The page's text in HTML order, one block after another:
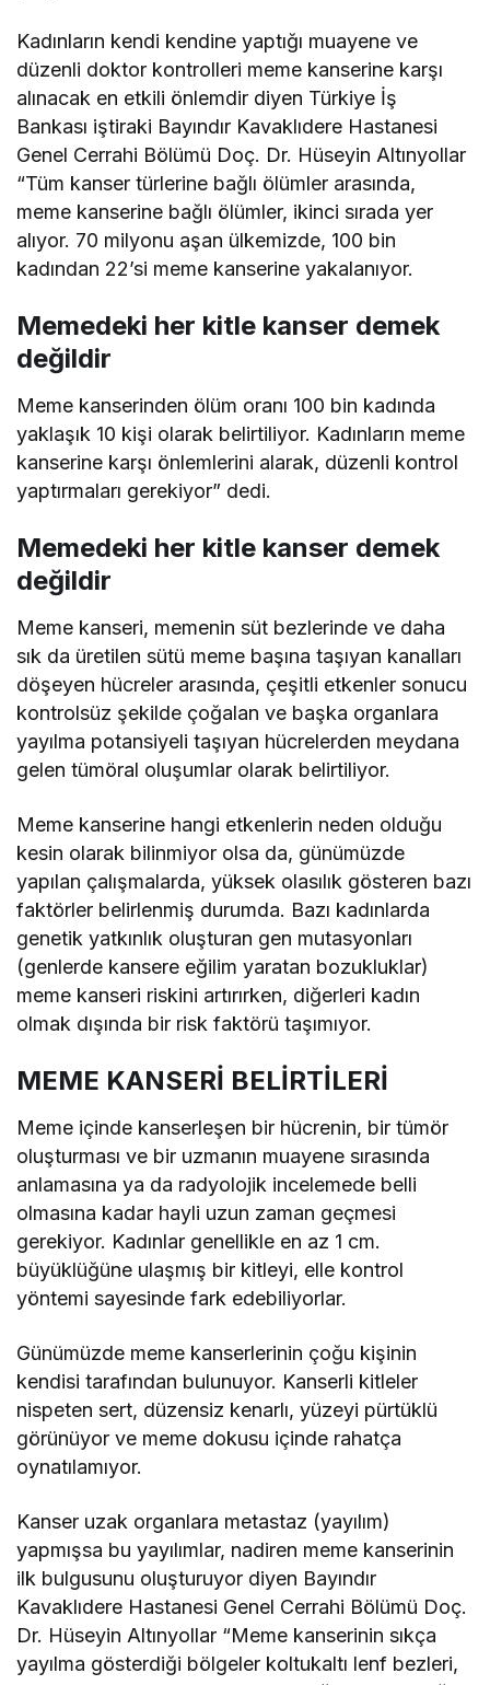
Kadınların kendi kendine yaptığı muayene ve
düzenli doktor kontrolleri meme kanserine karşı
alınacak en etkili önlemdir diyen Türkiye İş
Bankası iştiraki Bayındır Kavaklıdere Hastanesi
Genel Cerrahi Bölümü Doç. Dr. Hüseyin Altınyollar
“Tüm kanser türlerine bağlı ölümler arasında,
meme kanserine bağlı ölümler, ikinci sırada yer
alıyor. 70 milyonu aşan ülkemizde, 100 bin
kadından 22’si meme kanserine yakalanıyor.
Memedeki her kitle kanser demek
değildir
Meme kanserinden ölüm oranı 100 bin kadında
yaklaşık 10 kişi olarak belirtiliyor. Kadınların meme
kanserine karşı önlemlerini alarak, düzenli kontrol
yaptırmaları gerekiyor” dedi.
Memedeki her kitle kanser demek
değildir
Meme kanseri, memenin süt bezlerinde ve daha
sık da üretilen sütü meme başına taşıyan kanalları
döşeyen hücreler arasında, çeşitli etkenler sonucu
kontrolsüz şekilde çoğalan ve başka organlara
yayılma potansiyeli taşıyan hücrelerden meydana
gelen tümöral oluşumlar olarak belirtiliyor.
Meme kanserine hangi etkenlerin neden olduğu
kesin olarak bilinmiyor olsa da, günümüzde
yapılan çalışmalarda, yüksek olasılık gösteren bazı
faktörler belirlenmiş durumda. Bazı kadınlarda
genetik yatkınlık oluşturan gen mutasyonları
(genlerde kansere eğilim yaratan bozukluklar)
meme kanseri riskini artırırken, diğerleri kadın
olmak dışında bir risk faktörü taşımıyor.
MEME KANSERİ BELİRTİLERİ
Meme içinde kanserleşen bir hücrenin, bir tümör
oluşturması ve bir uzmanın muayene sırasında
anlamasına ya da radyolojik incelemede belli
olmasına kadar hayli uzun zaman geçmesi
gerekiyor. Kadınlar genellikle en az 1 cm.
büyüklüğüne ulaşmış bir kitleyi, elle kontrol
yöntemi sayesinde fark edebiliyorlar.
Günümüzde meme kanserlerinin çoğu kişinin
kendisi tarafından bulunuyor. Kanserli kitleler
nispeten sert, düzensiz kenarlı, yüzeyi pürtüklü
görünüyor ve meme dokusu içinde rahatça
oynatılamıyor.
Kanser uzak organlara metastaz (yayılım)
yapmışsa bu yayılımlar, nadiren meme kanserinin
ilk bulgusunu oluşturuyor diyen Bayındır
Kavaklıdere Hastanesi Genel Cerrahi Bölümü Doç.
Dr. Hüseyin Altınyollar “Meme kanserinin sıkça
yayılma gösterdiği bölgeler koltukaltı lenf bezleri,